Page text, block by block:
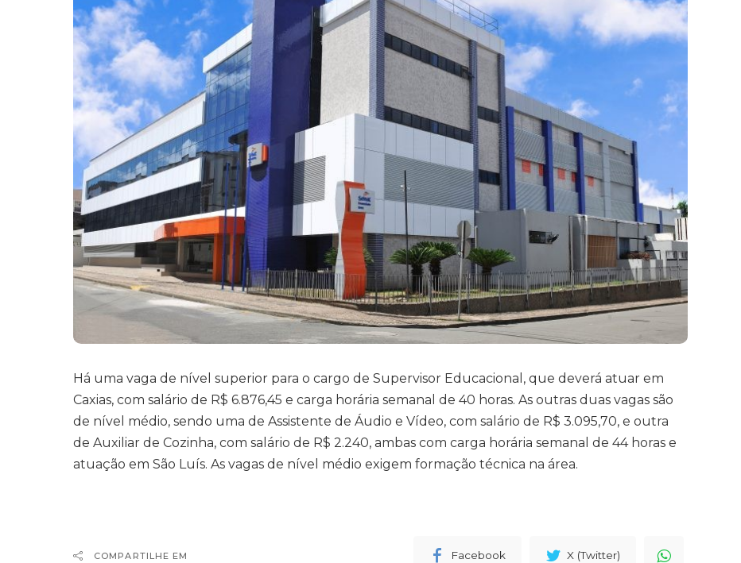
Há uma vaga de nível superior para o cargo de Supervisor Educacional, que deverá atuar em
Caxias, com salário de R$ 6.876,45 e carga horária semanal de 40 horas. As outras duas vagas são
de nível médio, sendo uma de Assistente de Áudio e Vídeo, com salário de R$ 3.095,70, e outra
de Auxiliar de Cozinha, com salário de R$ 2.240, ambas com carga horária semanal de 44 horas e
atuação em São Luís. As vagas de nível médio exigem formação técnica na área.
COMPARTILHE EM Facebook X (Twitter)